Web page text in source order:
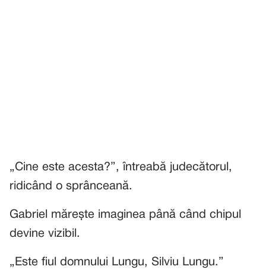
„Cine este acesta?”, întreabă judecătorul,
ridicând o sprânceană.
Gabriel mărește imaginea până când chipul
devine vizibil.
„Este fiul domnului Lungu, Silviu Lungu.”